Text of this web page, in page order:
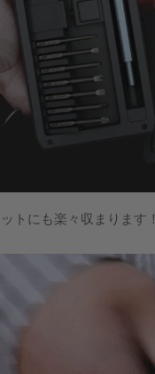
トにも楽々収まります！